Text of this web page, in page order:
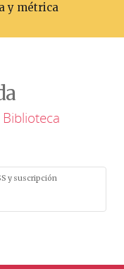
y métrica
y suscripción